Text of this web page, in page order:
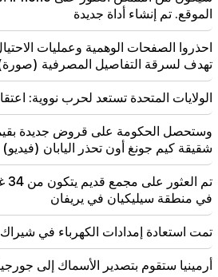
مهم
وتحت قيادتكم، ستواصل حكومة
بناء في السلام الإقليمي. غوتيريس إلى
18:35
روسيا مستعدة لمواصلة إدارة
الأرمينية. أوفرتشوك
18:21
إن القيود غير المعقولة المفروضة على
الأرمنية إلى السوق الروسية مثيرة
ماتفيينكو
18:11
حادث مأساوي في مكب نفايات
18:01
الموقع. تم إنشاء أداة جديدة
احذروا الصفحات الوهمية وعمليات
تهدف لسرقة التفاصيل المصرفية
الولايات المتحدة تستعد لحرب نووية:
شقيقة كيم جونغ أون تحذر اليابان (فيديو)
في منطقة سيليكيان في يريفان
تمت استعادة إمدادات الكهرباء في
أرمينيا ستقوم بتصدير الأسماك إلى